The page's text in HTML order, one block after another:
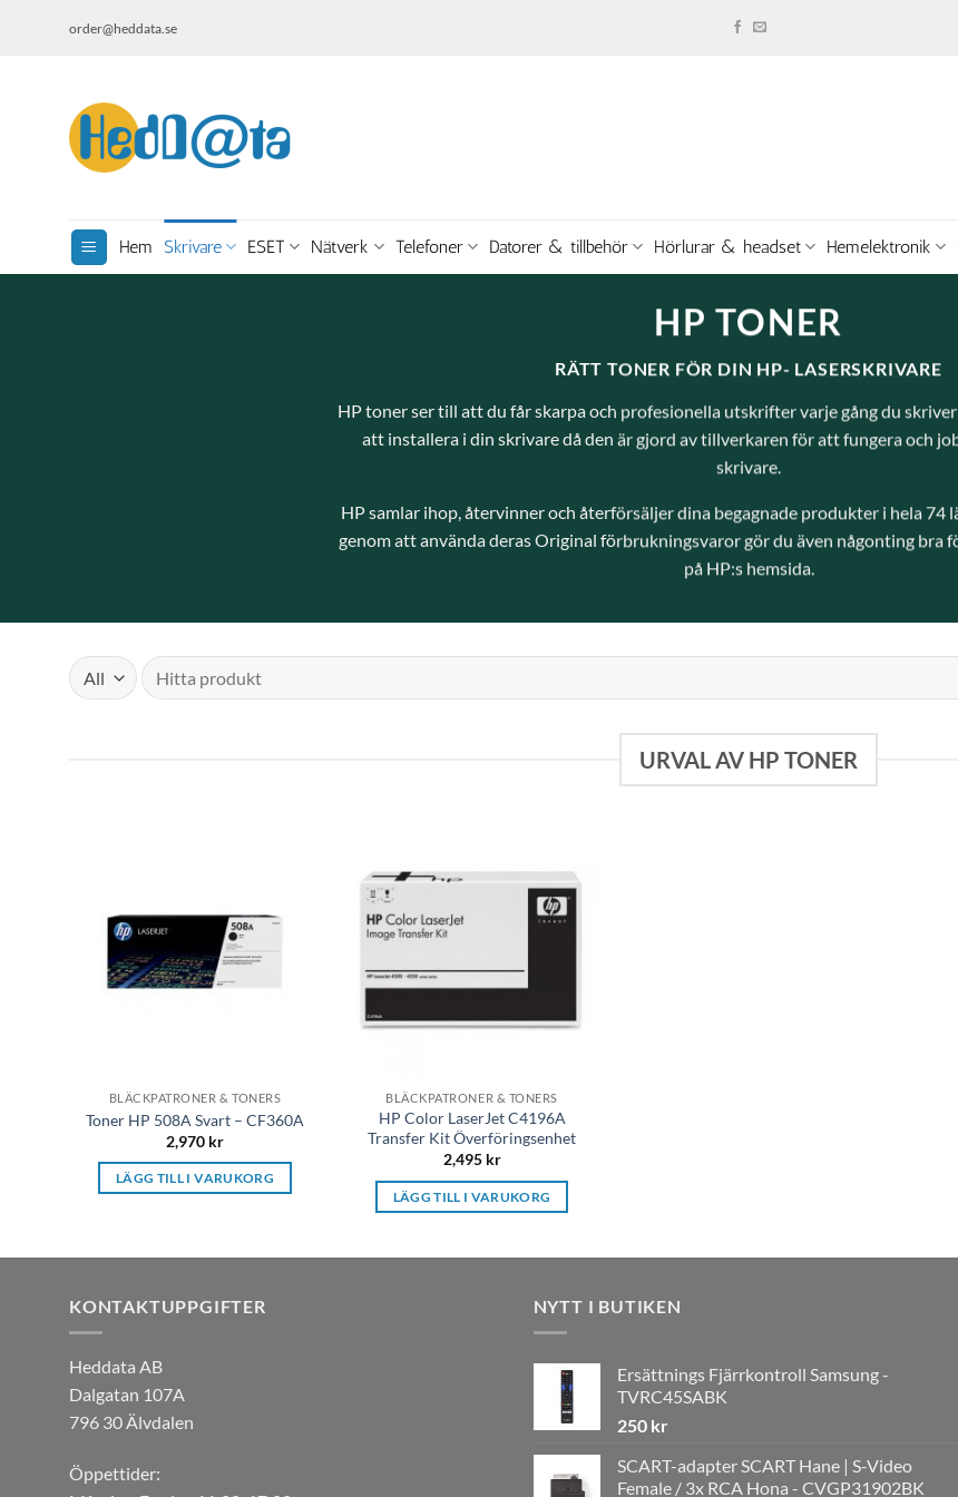
order@heddata.se
Hem Skrivare ESET Nätverk Telefoner Datorer & tillbehör Hörlurar & headset Hemelektronik
HP TONER
RÄTT TONER FÖR DIN HP- LASERSKRIVARE
HP toner ser till att du får skarpa och profesionella utskrifter varje gång du
att installera i din skrivare då den är gjord av tillverkaren för att fungera och
skrivare.
HP samlar ihop, återvinner och återförsäljer dina begagnade produkter i hela 74
genom att använda deras Original förbrukningsvaror gör du även någonting bra
på HP:s hemsida.
Sök
efter:
URVAL AV HP TONER
BLÄCKPATRONER & TONERS
Toner HP 508A Svart – CF360A
2,970 kr
LÄGG TILL I VARUKORG
BLÄCKPATRONER & TONERS
HP Color LaserJet C4196A
Transfer Kit Överföringsenhet
2,495 kr
LÄGG TILL I VARUKORG
KONTAKTUPPGIFTER
Heddata AB
Dalgatan 107A
796 30 Älvdalen
Öppettider:
NYTT I BUTIKEN
Ersättnings Fjärrkontroll Samsung -
TVRC45SABK
250 kr
SCART-adapter SCART Hane | S-Video
Female / 3x RCA Hona - CVGP31902BK